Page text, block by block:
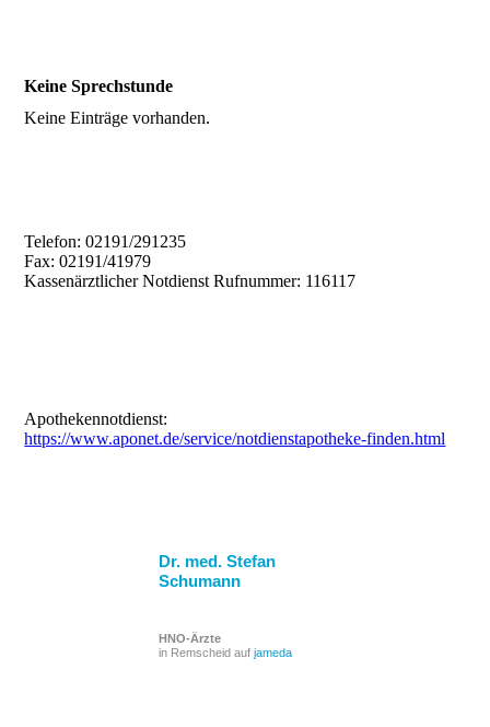
Keine Sprechstunde
Keine Einträge vorhanden.
Telefon: 02191/291235
Fax: 02191/41979
Kassenärztlicher Notdienst Rufnummer: 116117
Apothekennotdienst:
https://www.aponet.de/service/notdienstapotheke-finden.html